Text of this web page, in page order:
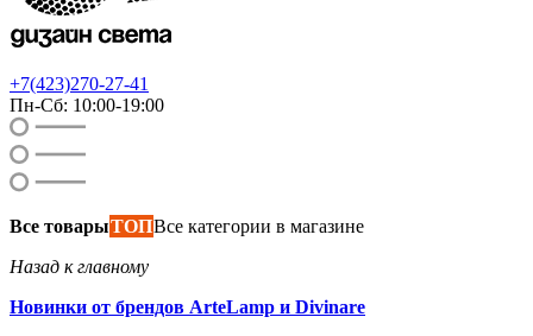
+7(423)270-27-41
Пн-Сб: 10:00-19:00
Все товарыТОПВсе категории в магазине
Назад к главному
Новинки от брендов ArteLamp и Divinare